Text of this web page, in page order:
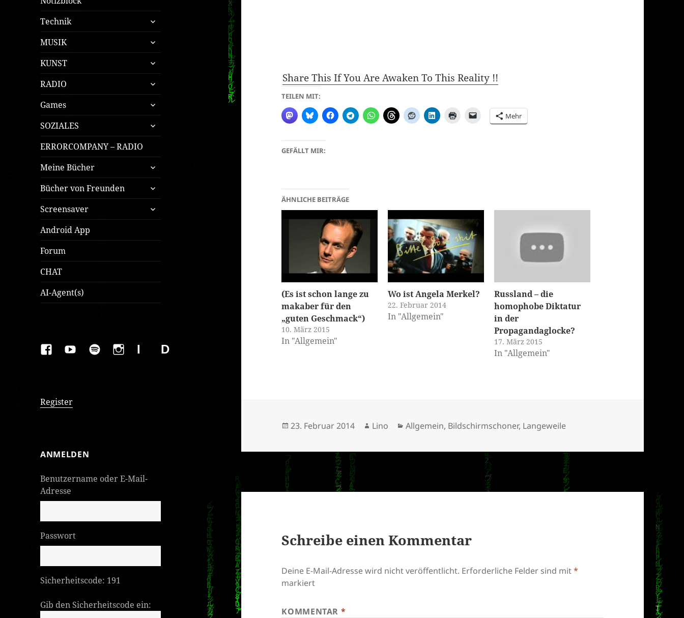
Technik
untermenü
öffnen
MUSIK
untermenü
öffnen
KUNST
untermenü
öffnen
RADIO
untermenü
öffnen
Games
untermenü
öffnen
SOZIALES
untermenü
öffnen
ERRORCOMPANY – RADIO
Meine Bücher
untermenü
öffnen
Bücher von Freunden
untermenü
öffnen
Screensaver
untermenü
öffnen
Android App
Forum
CHAT
AI-Agent(s)
FAKEBOOK
YOUTUBESPOTIFYINSTAGRAM
IMPRESSUMDatenschutzerklärung
Register
ANMELDEN
Benutzername oder E-Mail-
Adresse
Passwort
Sicherheitscode: 191
Gib den Sicherheitscode ein:
Share This If You Are Awaken To This Reality !!
TEILEN MIT:
Mehr
GEFÄLLT MIR:
ÄHNLICHE BEITRÄGE
(Es ist schon lange zu
makaber für den
„guten Geschmack“)
10. März 2015
In "Allgemein"
Wo ist Angela Merkel?
22. Februar 2014
In "Allgemein"
Russland – die
homophobe Diktatur
in der
Propagandaglocke?
17. März 2015
In "Allgemein"
Veröffentlicht
23. Februar 2014 Autor
Lino Kategorien
Allgemein, Bildschirmschoner, Langeweile
Schreibe einen Kommentar
Deine E-Mail-Adresse wird nicht veröffentlicht. Erforderliche Felder sind mit*
markiert
KOMMENTAR *